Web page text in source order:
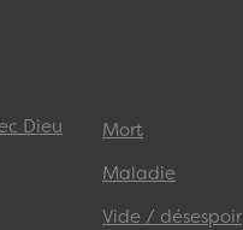
Dieu
Mort
Maladie
Vide / désespoir